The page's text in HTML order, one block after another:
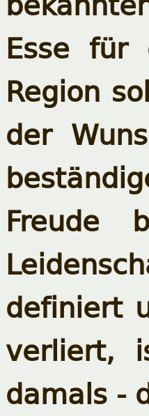
Esse für
Region
der
Freude
definiert
verliert,
damals -